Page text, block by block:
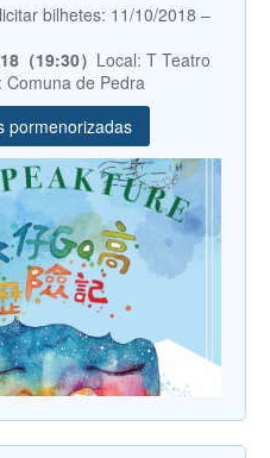
bilhetes: 11/10/2018 –
（19:30） Local: T Teatro
Comuna de Pedra
pormenorizadas